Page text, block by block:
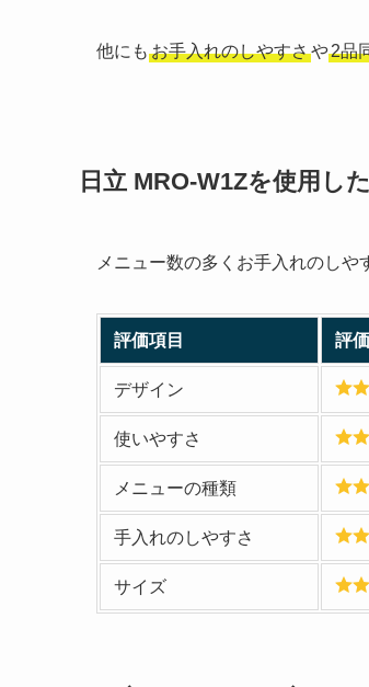
他にも お手入れのしやすさや2品
日立 MRO-W1Zを使用し
メニュー数の多くお手入れのしや
評価項目 評価
デザイン
使いやすさ
メニューの種類
手入れのしやすさ
サイズ